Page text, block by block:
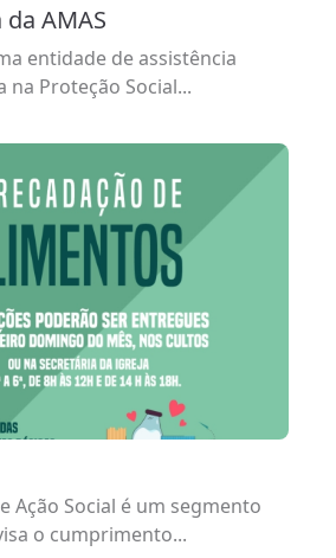
AMAS
entidade de assistência
na Proteção Social...
Ação Social é um segmento
o cumprimento...